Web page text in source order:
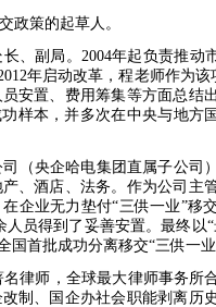
政策的起草人。
、副局。 2004年起负责推动
年启动改革，程老师作为
安置、费用筹集等方面总结
样本，并多次在中央与地方
（央企哈电集团直属子公司
、酒店、法务。作为公司主
企业无力垫付“三供一业”移
人员得到了妥善安置。最终以
国首批成功分离移交“三供一
名律师，全球最大律师事务
制、国企办社会职能剥离历